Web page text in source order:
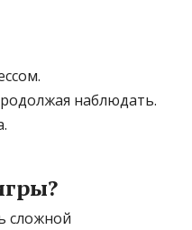
наблюдать.
сложной